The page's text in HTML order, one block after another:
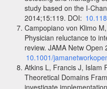
study based on the I-
2014;15:119. DOI:
Campopiano von Klimo
Physician reluctance to
review. JAMA Netw
10.1001/
Atkins L, Francis J, Islam
Theoretical Domains